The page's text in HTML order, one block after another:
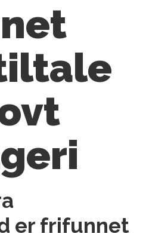
er frifunnet